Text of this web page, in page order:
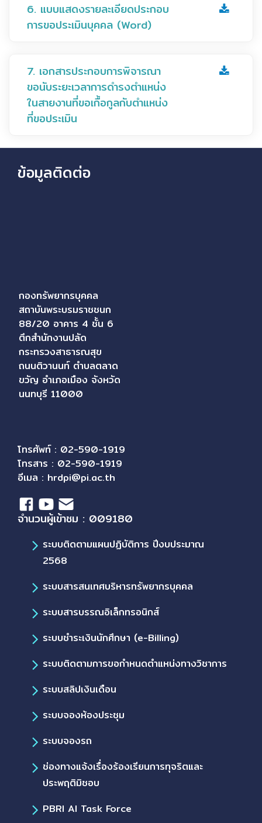
6. แบบแสดงรายละเอียดประกอบ
การขอประเมินบุคคล (Word)
7. เอกสารประกอบการพิจารณา
ขอนับระยะเวลาการดำรงตำแหน่ง
ในสายงานที่ขอเกื้อกูลกับตำแหน่ง
ที่ขอประเมิน
ข้อมูลติดต่อ
กองทรัพยากรบุคคล
สถาบันพระบรมราชชนก
88/20 อาคาร 4 ชั้น 6
ตึกสำนักงานปลัด
กระทรวงสาธารณสุข
ถนนติวานนท์ ตำบลตลาด
ขวัญ อำเภอเมือง จังหวัด
นนทบุรี 11000
โทรศัพท์ : 02-590-1919
โทรสาร : 02-590-1919
อีเมล : hrdpi@pi.ac.th
จำนวนผู้เข้าชม : 009180
ระบบติดตามแผนปฏิบัติการ ปีงบประมาณ
2568
ระบบสารสนเทศบริหารทรัพยากรบุคคล
ระบบสารบรรณอิเล็กทรอนิกส์
ระบบชำระเงินนักศึกษา (e-Billing)
ระบบติดตามการขอกำหนดตำแหน่งทางวิชาการ
ระบบสลิปเงินเดือน
ระบบจองห้องประชุม
ระบบจองรถ
ช่องทางแจ้งเรื่องร้องเรียนการทุจริตและ
ประพฤติมิชอบ
PBRI AI Task Force